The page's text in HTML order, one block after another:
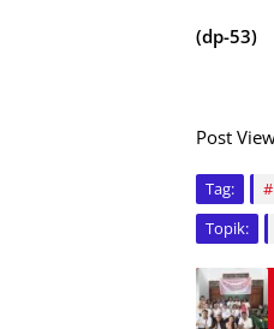
(dp-53)
Post
Tag:
Topik: